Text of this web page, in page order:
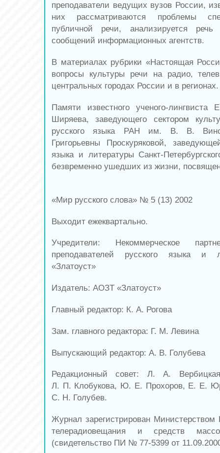
преподаватели ведущих вузов России,
них рассматриваются проблемы
публичной речи, анализируется
сообщений информационных агентств.
В материалах рубрики «Настоящая
вопросы культуры речи на радио,
центральных городах России и в регионах.
Памяти известного ученого-лингвиста
Ширяева, заведующего сектором
русского языка РАН им. В. В.
Григорьевны Проскуряковой,
языка и литературы Санкт-
безвременно ушедших из жизни,
«Мир русского слова» № 5 (13) 2002
Выходит ежеквартально.
Учредители: Некоммерческое
преподавателей русского языка и
«Златоуст»
Издатель: АОЗТ «Златоуст»
Главный редактор: К. А. Рогова
Зам. главного редактора: Г. М. Левина
Выпускающий редактор: А. В. Голубева
Редакционный совет: Л. А.
Л. П. Клобукова, Ю. Е. Прохоров, Е. Е.
С. Н. Голубев.
Журнал зарегистрирован
телерадиовещания и средств
(свидетельство ПИ № 77-5399 от